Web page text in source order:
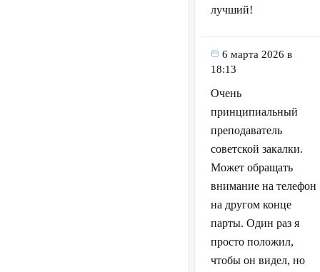
лучший!
6 марта 2026 в
18:13
Очень
принципиальный
преподаватель
советской закалки.
Может обращать
внимание на телефон
на другом конце
парты. Один раз я
просто положил,
чтобы он видел, но